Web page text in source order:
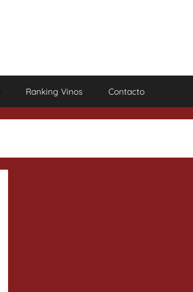
Ranking Vinos Contacto